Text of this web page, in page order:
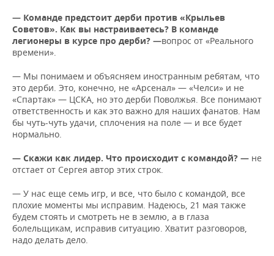
— Команде предстоит дерби против «Крыльев
Советов». Как вы настраиваетесь? В команде
легионеры в курсе про дерби? —вопрос от «Реального
времени».
— Мы понимаем и объясняем иностранным ребятам, что
это дерби. Это, конечно, не «Арсенал» — «Челси» и не
«Спартак» — ЦСКА, но это дерби Поволжья. Все понимают
ответственность и как это важно для наших фанатов. Нам
бы чуть-чуть удачи, сплочения на поле — и все будет
нормально.
— Скажи как лидер. Что происходит с командой? — не
отстает от Сергея автор этих строк.
— У нас еще семь игр, и все, что было с командой, все
плохие моменты мы исправим. Надеюсь, 21 мая также
будем стоять и смотреть не в землю, а в глаза
болельщикам, исправив ситуацию. Хватит разговоров,
надо делать дело.